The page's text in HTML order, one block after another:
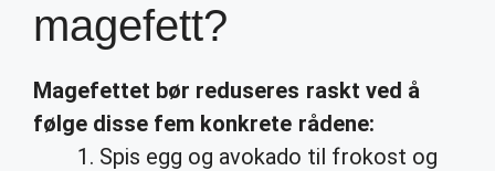
magefett?
Magefettet bør reduseres raskt ved å
følge disse fem konkrete rådene:
Spis egg og avokado til frokost og